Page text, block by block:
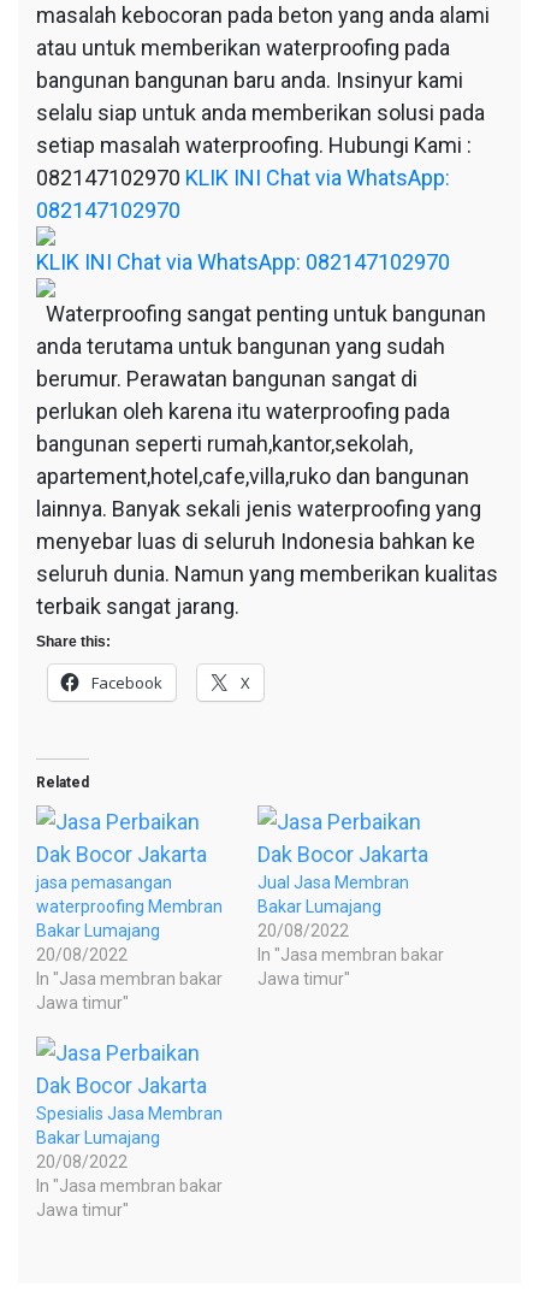
masalah kebocoran pada beton yang anda alami
atau untuk memberikan waterproofing pada
bangunan bangunan baru anda. Insinyur kami
selalu siap untuk anda memberikan solusi pada
setiap masalah waterproofing. Hubungi Kami :
082147102970 KLIK INI Chat via WhatsApp:
082147102970
KLIK INI Chat via WhatsApp: 082147102970
Waterproofing sangat penting untuk bangunan
anda terutama untuk bangunan yang sudah
berumur. Perawatan bangunan sangat di
perlukan oleh karena itu waterproofing pada
bangunan seperti rumah,kantor,sekolah,
apartement,hotel,cafe,villa,ruko dan bangunan
lainnya. Banyak sekali jenis waterproofing yang
menyebar luas di seluruh Indonesia bahkan ke
seluruh dunia. Namun yang memberikan kualitas
terbaik sangat jarang.
Share this:
Facebook X
Related
jasa pemasangan
waterproofing Membran
Bakar Lumajang
20/08/2022
In "Jasa membran bakar
Jawa timur"
Jual Jasa Membran
Bakar Lumajang
20/08/2022
In "Jasa membran bakar
Jawa timur"
Spesialis Jasa Membran
Bakar Lumajang
20/08/2022
In "Jasa membran bakar
Jawa timur"